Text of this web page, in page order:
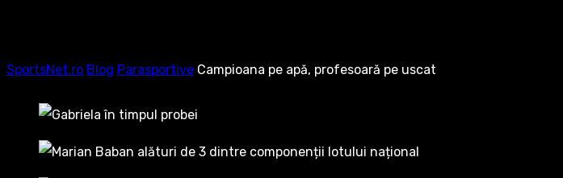
SportsNet.ro Blog Parasportive Campioana pe apă, profesoară pe uscat